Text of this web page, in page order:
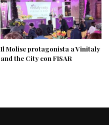
Il Molise protagonista a Vinitaly
and the City con FISAR